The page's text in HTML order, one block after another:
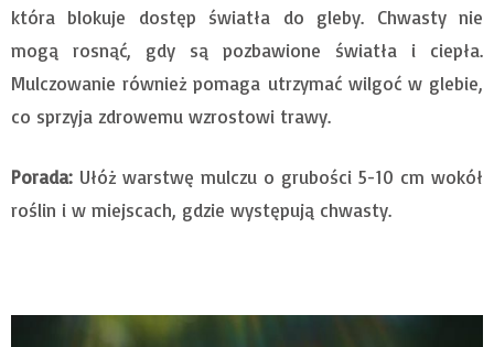
która blokuje dostęp światła do gleby. Chwasty nie
mogą rosnąć, gdy są pozbawione światła i ciepła.
Mulczowanie również pomaga utrzymać wilgoć w glebie,
co sprzyja zdrowemu wzrostowi trawy.
Porada: Ułóż warstwę mulczu o grubości 5-10 cm wokół
roślin i w miejscach, gdzie występują chwasty.